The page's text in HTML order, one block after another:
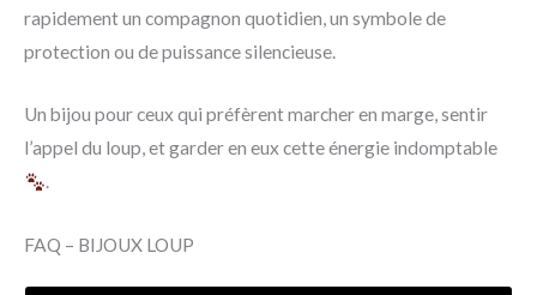
rapidement un compagnon quotidien, un symbole de
protection ou de puissance silencieuse.
Un bijou pour ceux qui préfèrent marcher en marge, sentir
l’appel du loup, et garder en eux cette énergie indomptable
.
FAQ – BIJOUX LOUP